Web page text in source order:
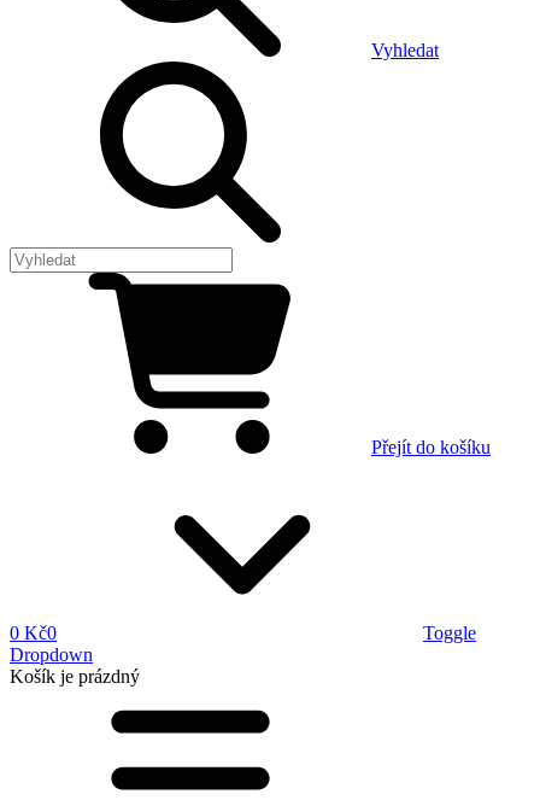
Vyhledat
Přejít do košíku
0 Kč0
Toggle
Dropdown
Košík je prázdný